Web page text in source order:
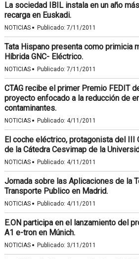
La sociedad IBIL instala en un año
recarga en Euskadi.
NOTICIAS · Publicado: 7/11/2011
Tata Hispano presenta como primicia
Híbrida GNC- Eléctrico.
NOTICIAS · Publicado: 7/11/2011
CTAG recibe el primer Premio FEDIT
proyecto enfocado a la reducción de
contaminantes.
NOTICIAS · Publicado: 4/11/2011
El coche eléctrico, protagonista del III
de la Cátedra Cesvimap de la
NOTICIAS · Publicado: 4/11/2011
Jornada sobre las Aplicaciones de la
Transporte Publico en Madrid.
NOTICIAS · Publicado: 4/11/2011
E.ON participa en el lanzamiento del
A1 e-tron en Múnich.
NOTICIAS · Publicado: 3/11/2011